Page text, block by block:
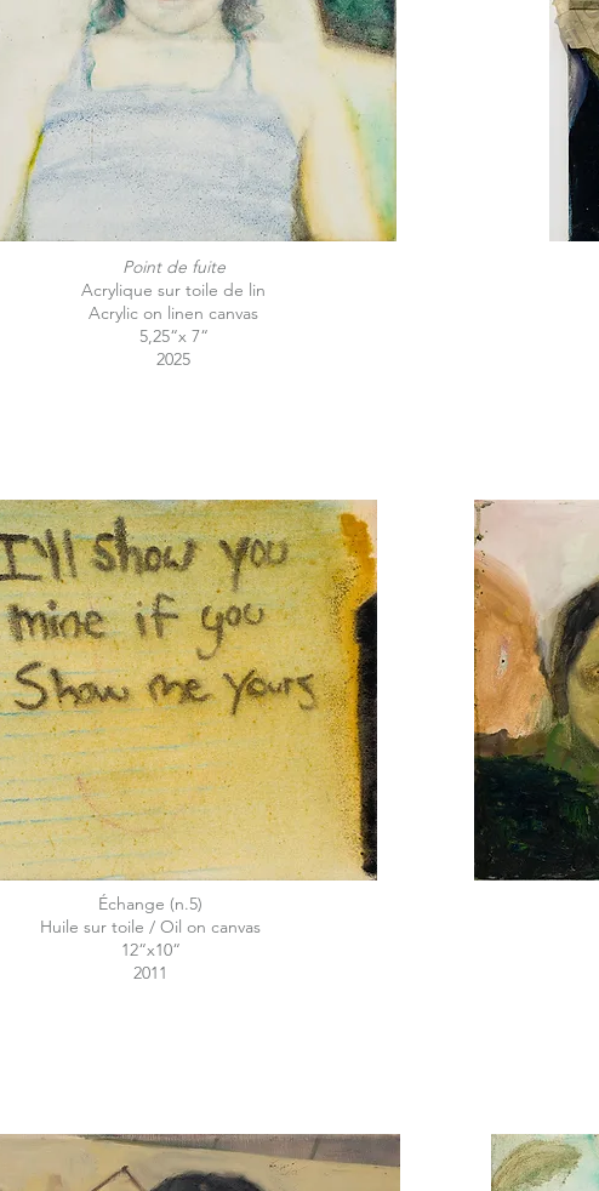
Point de fuite
Acrylique sur toile de lin
Acrylic on linen canvas
5,25“x 7“
2025
Échange (n.5)
Huile sur toile / Oil on canvas
12“x10“
2011